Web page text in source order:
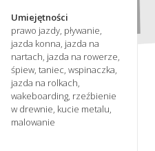
Umiejętności
prawo jazdy, pływanie,
jazda konna, jazda na
nartach, jazda na rowerze,
śpiew, taniec, wspinaczka,
jazda na rolkach,
wakeboarding, rzeźbienie
w drewnie, kucie metalu,
malowanie